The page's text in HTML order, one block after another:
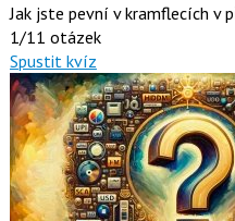
Jak jste pevní v kramflecích v
1/11 otázek
Spustit kvíz